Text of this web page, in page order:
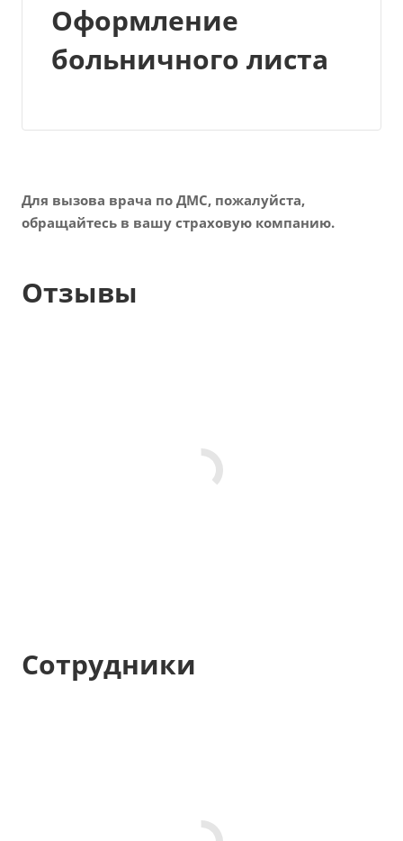
Оформление
больничного листа
Для вызова врача по ДМС, пожалуйста,
обращайтесь в вашу страховую компанию.
Отзывы
Сотрудники